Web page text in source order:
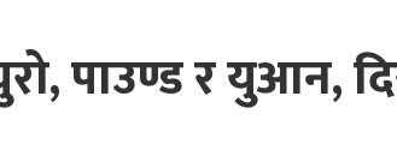
पाउण्ड र युआन,